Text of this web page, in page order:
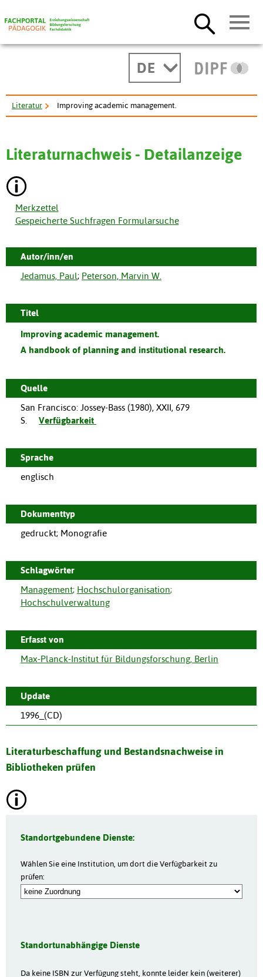
DE
Literatur Improving academic management.
Literaturnachweis - Detailanzeige
Merkzettel
Gespeicherte Suchfragen Formularsuche
Autor/inn/en
Jedamus, Paul; Peterson, Marvin W.
Titel
Improving academic management.
A handbook of planning and institutional research.
Quelle
San Francisco: Jossey-Bass (1980), XXII, 679
S.
Verfügbarkeit
Sprache
englisch
Dokumenttyp
gedruckt; Monografie
Schlagwörter
Management; Hochschulorganisation;
Hochschulverwaltung
Erfasst von
Max-Planck-Institut für Bildungsforschung, Berlin
Update
1996_(CD)
Literaturbeschaffung und Bestandsnachweise in
Bibliotheken prüfen
Standortgebundene Dienste:
Wählen Sie eine Institution, um dort die Verfügbarkeit zu
prüfen:
Standortunabhängige Dienste
Da keine ISBN zur Verfügung steht, konnte leider kein (weiterer)